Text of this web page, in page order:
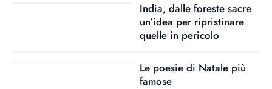
India, dalle foreste sacre
un’idea per ripristinare
quelle in pericolo
Le poesie di Natale più
famose